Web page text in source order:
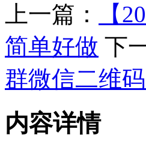
上一篇：
【
简单好做 下
群微信二维
内容详情